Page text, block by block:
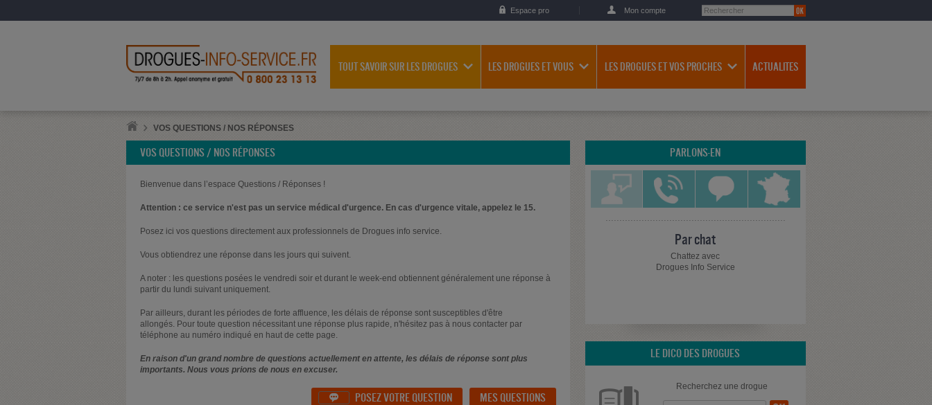
Espace pro Mon compte
TOUT SAVOIR SUR LES DROGUES LES DROGUES ET VOUS LES DROGUES ET VOS PROCHES ACTUALITES
VOS QUESTIONS / NOS RÉPONSES
VOS QUESTIONS / NOS RÉPONSES
Bienvenue dans l’espace Questions / Réponses !
Attention : ce service n'est pas un service médical d'urgence. En cas d'urgence vitale, appelez le 15.
Posez ici vos questions directement aux professionnels de Drogues info service.
Vous obtiendrez une réponse dans les jours qui suivent.
A noter : les questions posées le vendredi soir et durant le week-end obtiennent généralement une réponse à
partir du lundi suivant uniquement.
Par ailleurs, durant les périodes de forte affluence, les délais de réponse sont susceptibles d'être
allongés. Pour toute question nécessitant une réponse plus rapide, n'hésitez pas à nous contacter par
téléphone au numéro indiqué en haut de cette page.
En raison d'un grand nombre de questions actuellement en attente, les délais de réponse sont plus
importants. Nous vous prions de nous en excuser.
 POSEZ VOTRE QUESTION MES QUESTIONS
PARLONS-EN
Par chat
Chattez avec
Drogues Info Service
LE DICO DES DROGUES
Recherchez une drogue